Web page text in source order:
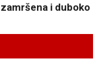
zamršena i duboko